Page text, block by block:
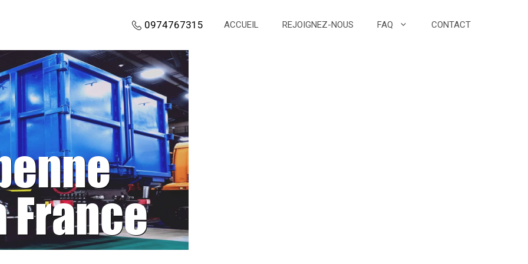
0974767315 ACCUEIL REJOIGNEZ-NOUS FAQ CONTACT
France